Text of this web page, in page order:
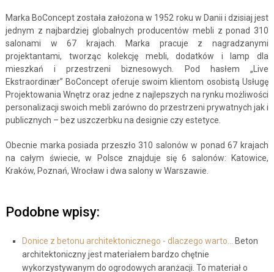
Marka BoConcept została założona w 1952 roku w Danii i dzisiaj jest
jednym z najbardziej globalnych producentów mebli z ponad 310
salonami w 67 krajach. Marka pracuje z nagradzanymi
projektantami, tworząc kolekcję mebli, dodatków i lamp dla
mieszkań i przestrzeni biznesowych. Pod hasłem „Live
Ekstraordinær” BoConcept oferuje swoim klientom osobistą Usługę
Projektowania Wnętrz oraz jedne z najlepszych na rynku możliwości
personalizacji swoich mebli zarówno do przestrzeni prywatnych jak i
publicznych – bez uszczerbku na designie czy estetyce.
Obecnie marka posiada przeszło 310 salonów w ponad 67 krajach
na całym świecie, w Polsce znajduje się 6 salonów: Katowice,
Kraków, Poznań, Wrocław i dwa salony w Warszawie.
Podobne wpisy:
Donice z betonu architektonicznego - dlaczego warto…
Beton
architektoniczny jest materiałem bardzo chętnie
wykorzystywanym do ogrodowych aranżacji. To materiał o